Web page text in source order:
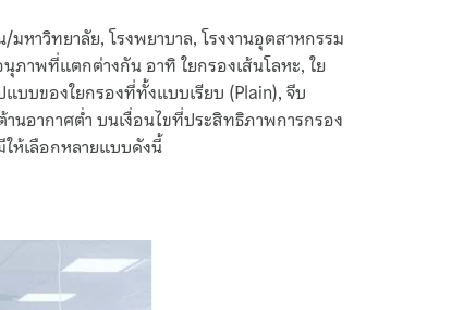
หาวิทยาลัย, โรงพยาบาล, โรงงานอุตสาหกรรม
าพที่แตกต่างกัน อาทิ ใยกรองเส้นโลหะ, ใย
แบบของใยกรองที่ทั้งแบบเรียบ (Plain), จีบ
นอากาศต่ำ บนเงื่อนไขที่ประสิทธิภาพการกรอง
ห้เลือกหลายแบบดังนี้